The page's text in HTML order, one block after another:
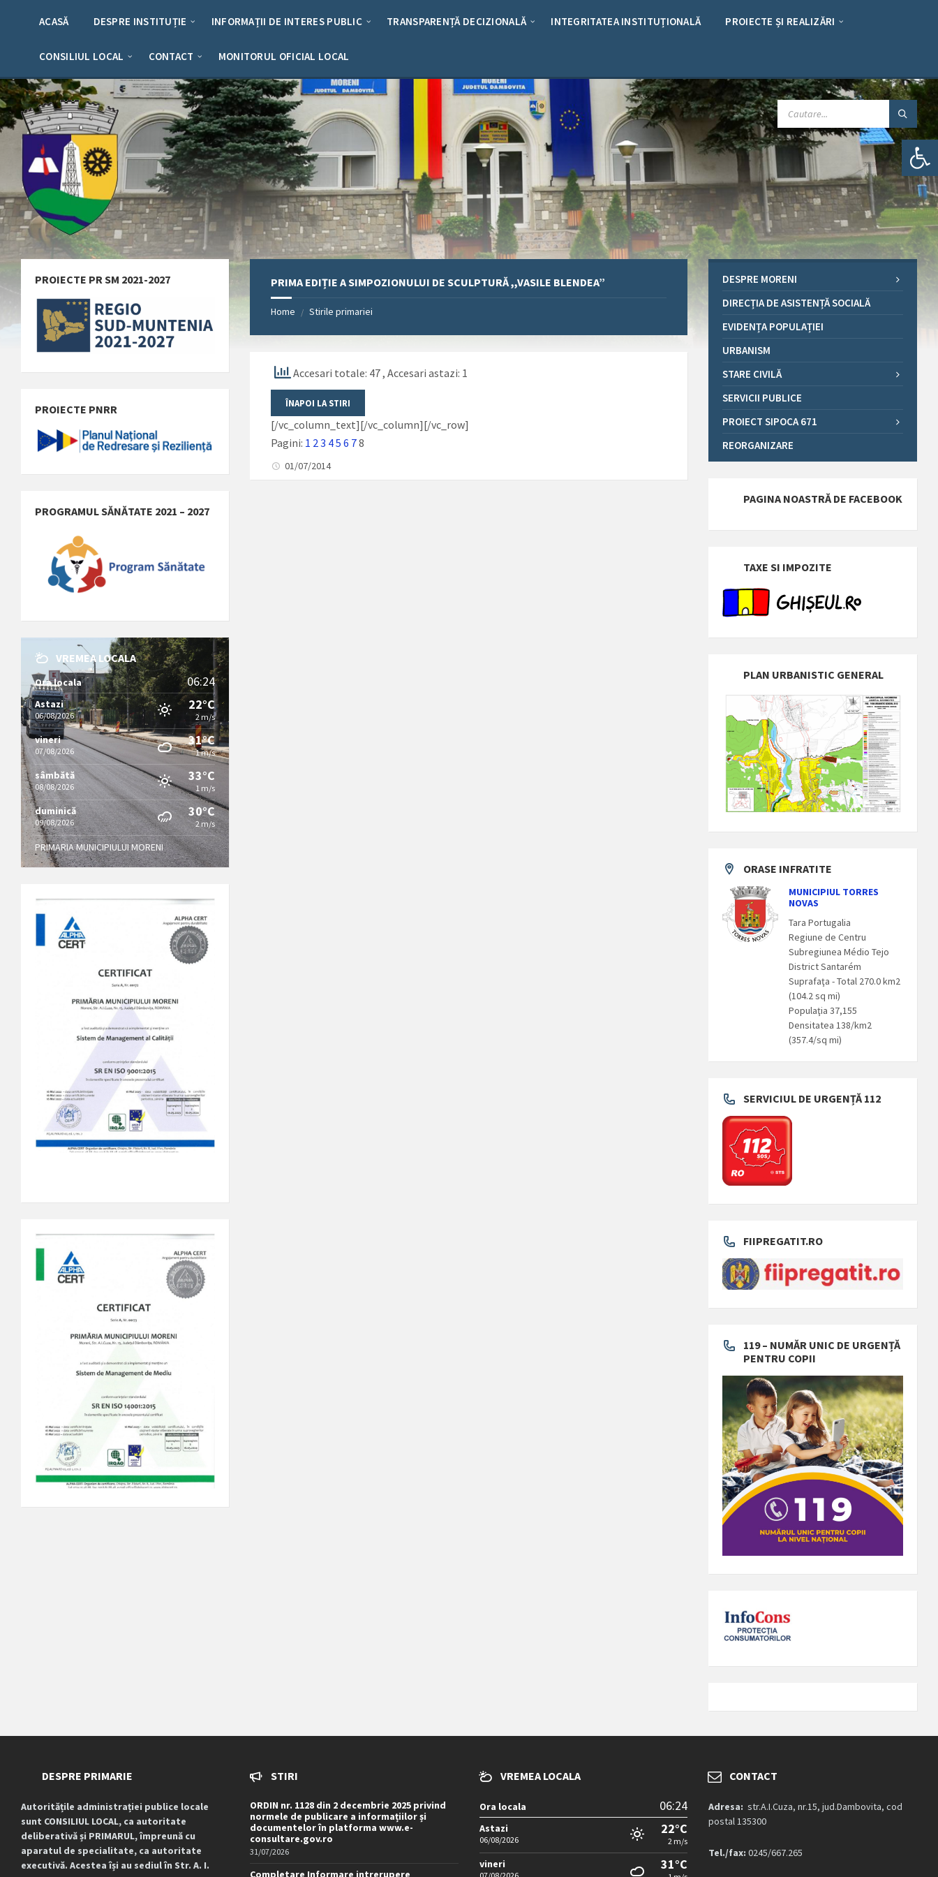
Deschide bara de unelte
ACASĂ DESPRE INSTITUȚIE INFORMAȚII DE INTERES PUBLIC TRANSPARENȚĂ DECIZIONALĂ INTEGRITATEA INSTITUȚIONALĂ PROIECTE ȘI REALIZĂRI
CONSILIUL LOCAL CONTACT MONITORUL OFICIAL LOCAL
CAUTARE:
PRIMA EDIȚIE A SIMPOZIONULUI DE SCULPTURĂ ,,VASILE BLENDEA”
Home / Stirile primariei
Accesari totale: 47, Accesari astazi: 1
[/vc_column_text][/vc_column][/vc_row]
Pagini: 1 2 3 45 6 78
01/07/2014
PROIECTE PR SM 2021-2027
PROIECTE PNRR
PROGRAMUL SĂNĂTATE 2021 – 2027
VREMEA LOCALA
Ora locala 06:24
Astazi
06/08/2026
22°C
2 m/s
vineri
07/08/2026
31°C
1 m/s
sâmbătă
08/08/2026
33°C
1 m/s
duminică
09/08/2026
30°C
2 m/s
PRIMARIA MUNICIPIULUI MORENI
DESPRE MORENI
DIRECȚIA DE ASISTENȚĂ SOCIALĂ
EVIDENȚA POPULAȚIEI
URBANISM
STARE CIVILĂ
SERVICII PUBLICE
PROIECT SIPOCA 671
REORGANIZARE
PAGINA NOASTRĂ DE FACEBOOK
TAXE SI IMPOZITE
PLAN URBANISTIC GENERAL
ORASE INFRATITE
MUNICIPIUL TORRES
NOVAS
Tara Portugalia
Regiune de Centru
Subregiunea Médio Tejo
District Santarém
Suprafaţa - Total 270.0 km2
(104.2 sq mi)
Populaţia 37,155
Densitatea 138/km2
(357.4/sq mi)
SERVICIUL DE URGENȚĂ 112
FIIPREGATIT.RO
119 – NUMĂR UNIC DE URGENȚĂ
PENTRU COPII
DESPRE PRIMARIE
Autoritățile administrației publice locale
sunt CONSILIUL LOCAL, ca autoritate
deliberativă și PRIMARUL, împreună cu
aparatul de specialitate, ca autoritate
executivă. Acestea își au sediul în Str. A. I.
STIRI
ORDIN nr. 1128 din 2 decembrie 2025 privind
normele de publicare a informațiilor și
documentelor în platforma www.e-
consultare.gov.ro
31/07/2026
VREMEA LOCALA
Ora locala 06:24
Astazi
06/08/2026
22°C
2 m/s
vineri 31°C
CONTACT
Adresa: str.A.I.Cuza, nr.15, jud.Dambovita, cod
postal 135300
Tel./fax: 0245/667.265